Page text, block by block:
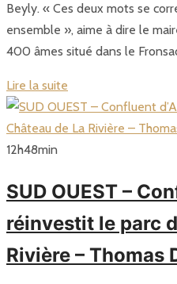
Beyly. « Ces deux mots se
ensemble », aime à dire le
400 âmes situé dans le
Lire la suite
12h48min
SUD OUEST –
réinvestit le parc
Rivière – Thomas